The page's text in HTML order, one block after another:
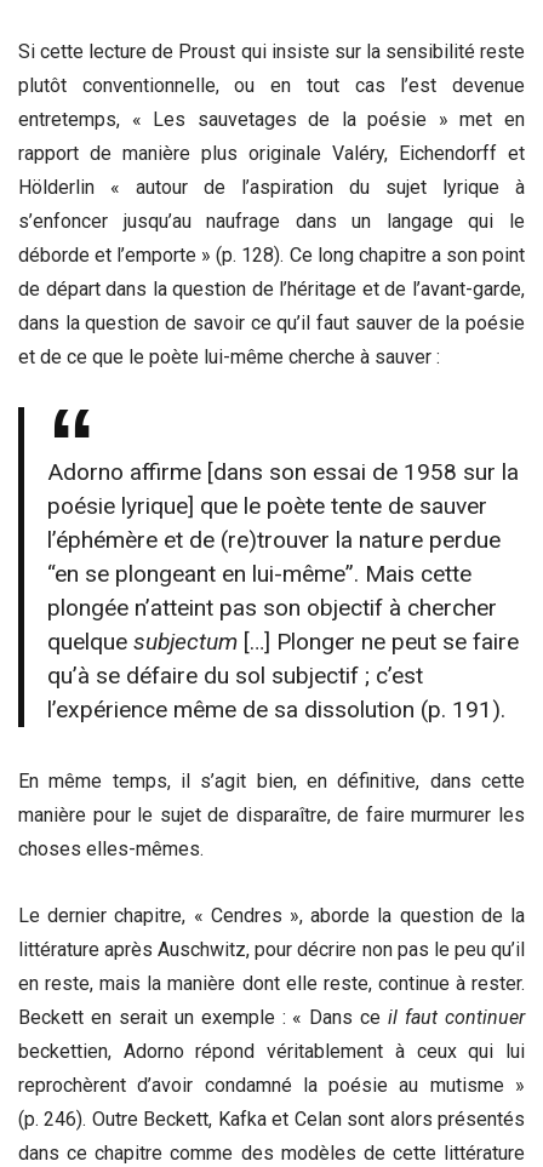
Si cette lecture de Proust qui insiste sur la sensibilité reste
plutôt conventionnelle, ou en tout cas l’est devenue
entretemps, « Les sauvetages de la poésie » met en
rapport de manière plus originale Valéry, Eichendorff et
Hölderlin « autour de l’aspiration du sujet lyrique à
s’enfoncer jusqu’au naufrage dans un langage qui le
déborde et l’emporte » (p. 128). Ce long chapitre a son point
de départ dans la question de l’héritage et de l’avant-garde,
dans la question de savoir ce qu’il faut sauver de la poésie
et de ce que le poète lui-même cherche à sauver :
Adorno affirme [dans son essai de 1958 sur la
poésie lyrique] que le poète tente de sauver
l’éphémère et de (re)trouver la nature perdue
“en se plongeant en lui-même”. Mais cette
plongée n’atteint pas son objectif à chercher
quelquesubjectum […] Plonger ne peut se faire
qu’à se défaire du sol subjectif ; c’est
l’expérience même de sa dissolution (p. 191).
En même temps, il s’agit bien, en définitive, dans cette
manière pour le sujet de disparaître, de faire murmurer les
choses elles-mêmes.
Le dernier chapitre, « Cendres », aborde la question de la
littérature après Auschwitz, pour décrire non pas le peu qu’il
en reste, mais la manière dont elle reste, continue à rester.
Beckett en serait un exemple : « Dans ceil faut continuer
beckettien, Adorno répond véritablement à ceux qui lui
reprochèrent d’avoir condamné la poésie au mutisme »
(p. 246). Outre Beckett, Kafka et Celan sont alors présentés
dans ce chapitre comme des modèles de cette littérature